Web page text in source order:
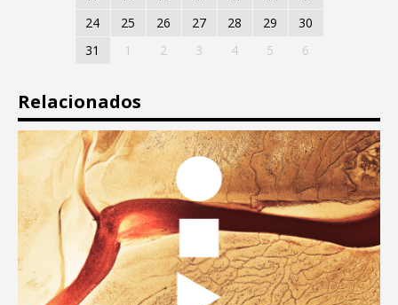
24
25 26 27 28 29
30
31
1 2 3 4 5 6
Relacionados